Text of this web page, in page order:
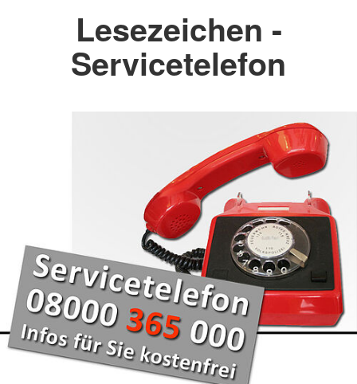
Lesezeichen -
Servicetelefon